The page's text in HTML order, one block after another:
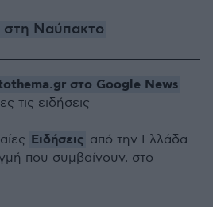
στη Ναύπακτο
στο Google News
τις ειδήσεις
Ειδήσεις από την Ελλάδα
που συμβαίνουν, στο